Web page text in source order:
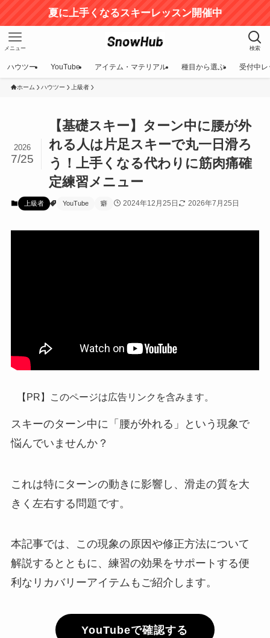
夏に上手くなるスキーレッスン開催中
検索
メニュー
ハウツー YouTube アイテム・マテリアル 種目から選ぶ 受付中レ
ホーム ハウツー 上級者
【基礎スキー】ターン中に腰が外
れる人は片足スキーで丸一日滑ろ
う！上手くなる代わりに筋肉痛確
定練習メニュー
2026
7/25
上級者 YouTube 癖 2024年12月25日 2026年7月25日
【PR】このページは広告リンクを含みます。
スキーのターン中に「腰が外れる」という現象で
悩んでいませんか？
これは特にターンの動きに影響し、滑走の質を大
きく左右する問題です。
本記事では、この現象の原因や修正方法について
解説するとともに、練習の効果をサポートする便
利なリカバリーアイテムもご紹介します。
YouTubeで確認する